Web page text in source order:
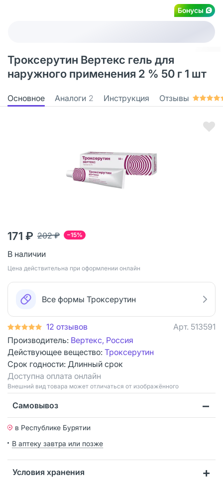
Бонусы
Троксерутин Вертекс гель для
наружного применения 2 % 50 г 1 шт
Основное Аналоги 2 Инструкция Отзывы
−15%
202 ₽
171 ₽
В наличии
Цена действительна при оформлении онлайн
Все формы Троксерутин
12 отзывов Арт. 513591
Производитель: Вертекс, Россия
Действующее вещество: Троксерутин
Срок годности: Длинный срок
Доступна оплата онлайн
Bнешний вид товара может отличаться от изображённого
Самовывоз
в Республике Бурятии
В аптеку завтра или позже
Условия хранения